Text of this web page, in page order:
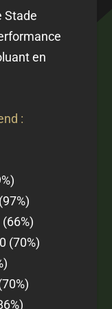
Stade
en
:
(70%)